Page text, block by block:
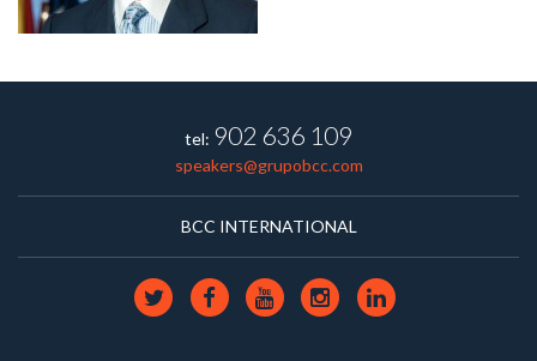
tel: 902 636 109
speakers@grupobcc.com
BCC INTERNATIONAL